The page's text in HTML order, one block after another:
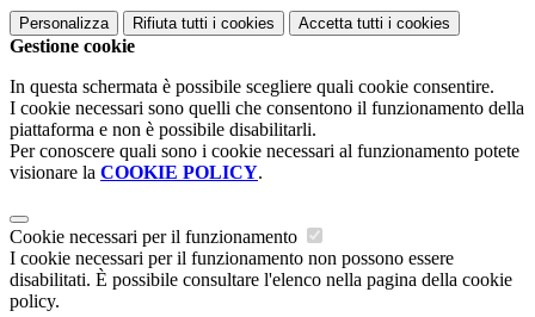
Personalizza Rifiuta tutti i cookies Accetta tutti i cookies
Gestione cookie
In questa schermata è possibile scegliere quali cookie consentire.
I cookie necessari sono quelli che consentono il funzionamento della
piattaforma e non è possibile disabilitarli.
Per conoscere quali sono i cookie necessari al funzionamento potete
visionare la COOKIE POLICY.
Cookie necessari per il funzionamento
I cookie necessari per il funzionamento non possono essere
disabilitati. È possibile consultare l'elenco nella pagina della cookie
policy.